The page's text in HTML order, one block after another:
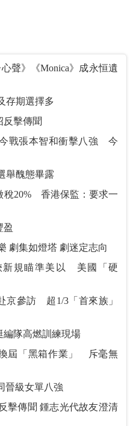
優勢 資金及存期選擇多
擊傳聞
戰張本智和衝擊八強 今
授受 記協選舉醜態畢露
稅20% 香港保監：要求一
盈
愛·回家「速遞」十載歡樂 劇集如燈塔 劇迷定志向
新規瞄準美以 美國「硬
京參訪 超1/3「首來族」
編隊高燃訓練現場
屆「黑箱作業」 斥毫無
晉級女單八強
代故友澄清